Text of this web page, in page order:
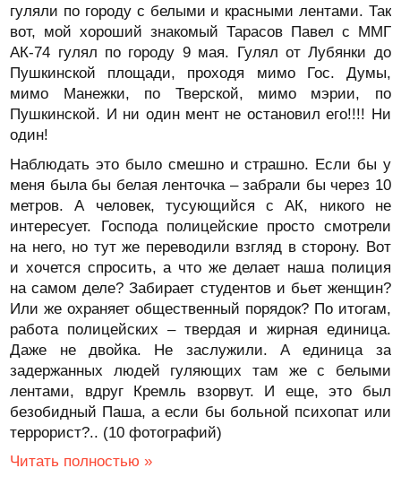
гуляли по городу с белыми и красными лентами. Так
вот, мой хороший знакомый Тарасов Павел с ММГ
АК-74 гулял по городу 9 мая. Гулял от Лубянки до
Пушкинской площади, проходя мимо Гос. Думы,
мимо Манежки, по Тверской, мимо мэрии, по
Пушкинской. И ни один мент не остановил его!!!! Ни
один!
Наблюдать это было смешно и страшно. Если бы у
меня была бы белая ленточка – забрали бы через 10
метров. А человек, тусующийся с АК, никого не
интересует. Господа полицейские просто смотрели
на него, но тут же переводили взгляд в сторону. Вот
и хочется спросить, а что же делает наша полиция
на самом деле? Забирает студентов и бьет женщин?
Или же охраняет общественный порядок? По итогам,
работа полицейских – твердая и жирная единица.
Даже не двойка. Не заслужили. А единица за
задержанных людей гуляющих там же с белыми
лентами, вдруг Кремль взорвут. И еще, это был
безобидный Паша, а если бы больной психопат или
террорист?.. (10 фотографий)
Читать полностью »